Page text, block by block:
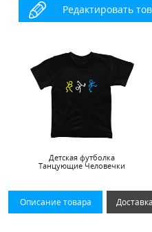
Редактировать
Детская футболка
Танцующие Человечки
Описание товара